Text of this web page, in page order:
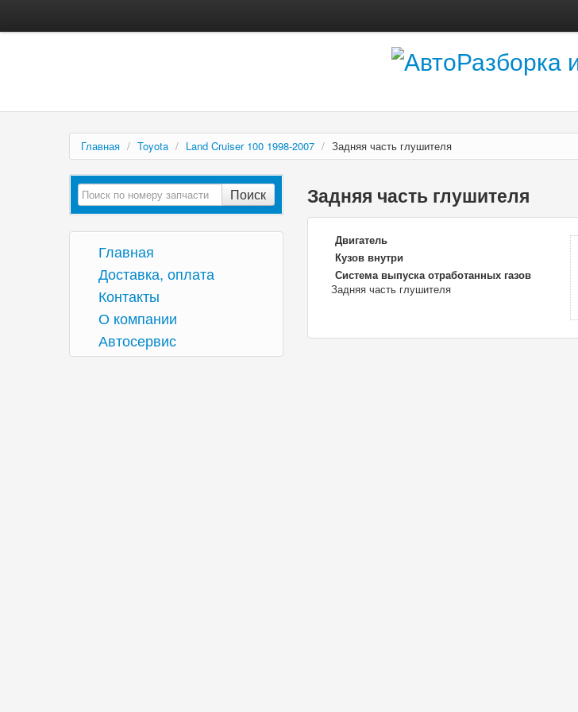
Главная / Toyota / Land Cruiser 100 1998-2007 / Задняя часть глушителя
Поиск
Главная
Доставка, оплата
Контакты
О компании
Автосервис
Задняя часть глушителя
Двигатель
Кузов внутри
Система выпуска отработанных газов
Задняя часть глушителя